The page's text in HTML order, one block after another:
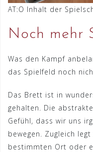
AT:O Inhalt der
Noch mehr
Was den Kampf
das Spielfeld noch
Das Brett ist in
gehalten. Die
Gefühl, dass wir uns
bewegen. Zugleich
bestimmten Ort oder